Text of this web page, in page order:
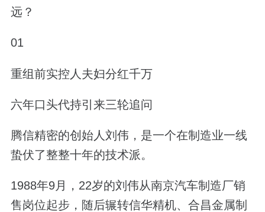
远？
01
重组前实控人夫妇分红千万
六年口头代持引来三轮追问
腾信精密的创始人刘伟，是一个在制造业一线
蛰伏了整整十年的技术派。
1988年9月，22岁的刘伟从南京汽车制造厂销
售岗位起步，随后辗转信华精机、合昌金属制